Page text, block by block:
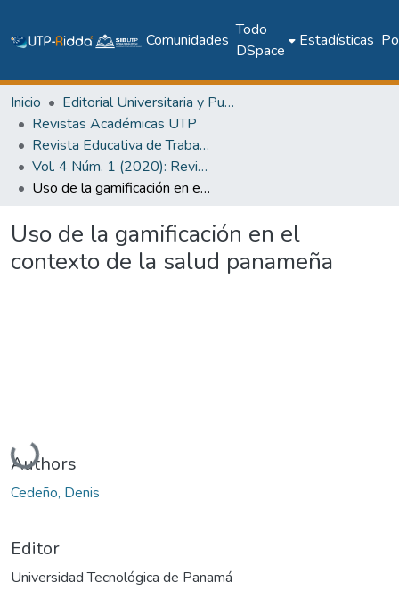
Comunidades
Todo
DSpace
Estadísticas
Inicio
Editorial Universitaria y Publicaciones Seriadas
Revistas Académicas UTP
Revista Educativa de Trabajos Orientados al Siglo XXI (RETOS XXI)
Vol. 4 Núm. 1 (2020): Revista RETOS XXI - Discapacidad y Educación
Uso de la gamificación en el contexto de la salud panameña
Uso de la gamificación en el
contexto de la salud panameña
Cargando...
Authors
Cedeño, Denis
Editor
Universidad Tecnológica de Panamá